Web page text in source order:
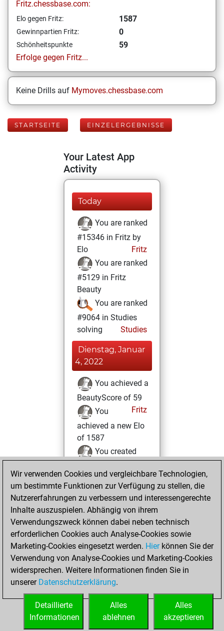
Fritz.chessbase.com:
Elo gegen Fritz: 1587
Gewinnpartien Fritz: 0
Schönheitspunkte
59
Erfolge gegen Fritz...
Keine Drills auf Mymoves.chessbase.com
STARTSEITE EINZELERGEBNISSE
Your Latest App
Activity
Today
You are ranked
#15346 in Fritz by
Elo
Fritz
You are ranked
#5129 in Fritz
Beauty
You are ranked
#9064 in Studies
solving
Studies
Dienstag, Januar
4, 2022
You achieved a
BeautyScore of 59
Fritz
You
achieved a new Elo
of 1587
You created
You created
your Studies account
Studies
Freitag,
Mai 11, 2018
You played 388
blitz games
Play
You scored
blitz
Wir verwenden Cookies und vergleichbare Technologien,
um bestimmte Funktionen zur Verfügung zu stellen, die
Nutzererfahrungen zu verbessern und interessengerechte
Inhalte auszuspielen. Abhängig von ihrem
Verwendungszweck können dabei neben technisch
erforderlichen Cookies auch Analyse-Cookies sowie
Marketing-Cookies eingesetzt werden. Hierkönnen Sie der
Verwendung von Analyse-Cookies und Marketing-Cookies
widersprechen. Weitere Informationen finden Sie in
unserer Datenschutzerklärung.
Alles
akzeptieren
Alles
ablehnen
Detaillierte
Informationen